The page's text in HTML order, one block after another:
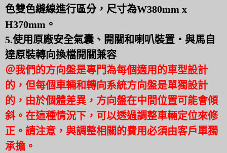
色雙色縫線進行區分，尺寸為W380mm x
H370mm。
5.使用原廠安全氣囊、開關和喇叭裝置・與馬自
達原裝轉向換檔開關兼容
＠我們的方向盤是專門為每個適用的車型設計
的，但每個車輛和轉向系統方向盤是單獨設計
的，由於個體差異，方向盤在中間位置可能會傾
斜。在這種情況下，可以透過調整車輛定位來修
正。請注意，與調整相關的費用必須由客戶單獨
承擔。